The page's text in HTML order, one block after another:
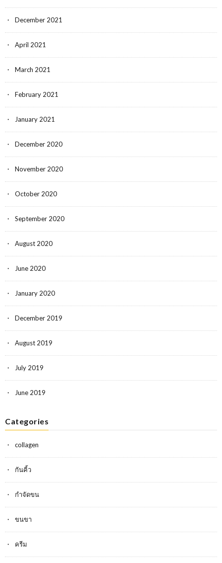
December 2021
April 2021
March 2021
February 2021
January 2021
December 2020
November 2020
October 2020
September 2020
August 2020
June 2020
January 2020
December 2019
August 2019
July 2019
June 2019
Categories
collagen
กันคิ้ว
กำจัดขน
ขนขา
ครีม